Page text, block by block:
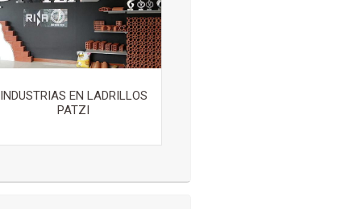
INDUSTRIAS EN LADRILLOS
PATZI